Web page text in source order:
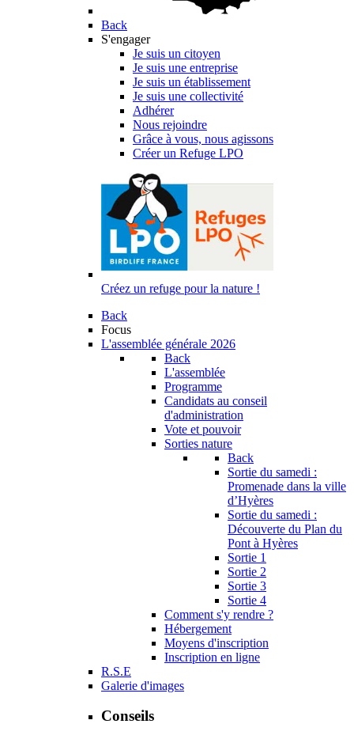
Back
S'engager
Je suis un citoyen
Je suis une entreprise
Je suis un établissement
Je suis une collectivité
Adhérer
Nous rejoindre
Grâce à vous, nous agissons
Créer un Refuge LPO
Créez un refuge pour la nature !
Back
Focus
L'assemblée générale 2026
Back
L'assemblée
Programme
Candidats au conseil
d'administration
Vote et pouvoir
Sorties nature
Back
Sortie du samedi :
Promenade dans la ville
d’Hyères
Sortie du samedi :
Découverte du Plan du
Pont à Hyères
Sortie 1
Sortie 2
Sortie 3
Sortie 4
Comment s'y rendre ?
Hébergement
Moyens d'inscription
Inscription en ligne
R.S.E
Galerie d'images
Conseils